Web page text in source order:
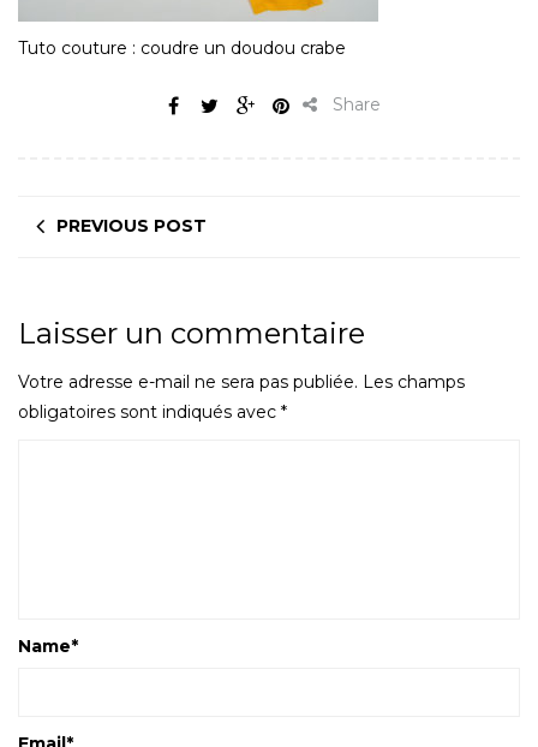
Tuto couture : coudre un doudou crabe
Share
PREVIOUS POST
Laisser un commentaire
Votre adresse e-mail ne sera pas publiée. Les champs
obligatoires sont indiqués avec *
Name*